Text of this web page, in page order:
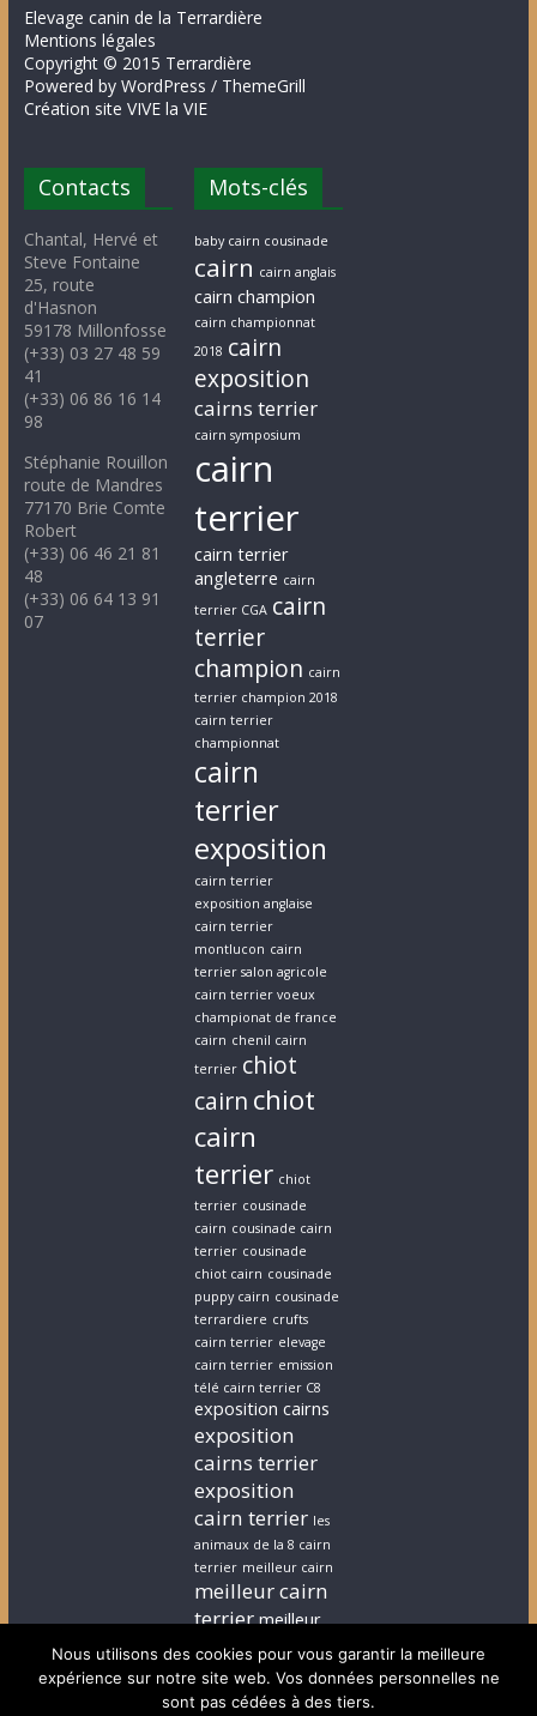
Elevage canin de la Terrardière
Mentions légales
Copyright © 2015 Terrardière
Powered by WordPress / ThemeGrill
Création site VIVE la VIE
Contacts
Chantal, Hervé et
Steve Fontaine
25, route
d'Hasnon
59178 Millonfosse
(+33) 03 27 48 59
41
(+33) 06 86 16 14
98
Stéphanie Rouillon
route de Mandres
77170 Brie Comte
Robert
(+33) 06 46 21 81
48
(+33) 06 64 13 91
07
Mots-clés
baby cairn cousinade
cairn cairn anglais
cairn champion
cairn championnat
2018 cairn
exposition
cairns terrier
cairn symposium
cairn
terrier
cairn terrier
angleterre cairn
terrier CGA cairn
terrier
champion cairn
terrier champion 2018
cairn terrier
championnat
cairn
terrier
exposition
cairn terrier
exposition anglaise
cairn terrier
montlucon cairn
terrier salon agricole
cairn terrier voeux
championat de france
cairn chenil cairn
terrier chiot
cairn chiot
cairn
terrier chiot
terrier cousinade
cairn cousinade cairn
terrier cousinade
chiot cairn cousinade
puppy cairn cousinade
terrardiere crufts
cairn terrier elevage
cairn terrier emission
télé cairn terrier C8
exposition cairns
exposition
cairns terrier
exposition
cairn terrier les
animaux de la 8 cairn
terrier meilleur cairn
meilleur cairn
terrier meilleur
elevage cairn
terrier
stephanie
cairn terrier
stephanie
Nous utilisons des cookies pour vous garantir la meilleure
expérience sur notre site web. Vos données personnelles ne
sont pas cédées à des tiers.